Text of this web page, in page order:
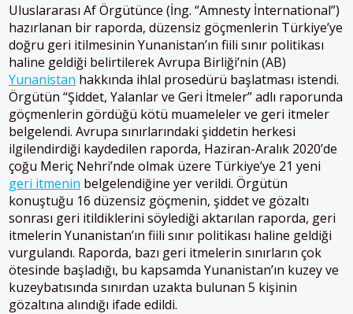
Uluslararası Af Örgütünce (İng. “Amnesty İnternational”)
hazırlanan bir raporda, düzensiz göçmenlerin Türkiye’ye
doğru geri itilmesinin Yunanistan’ın fiili sınır politikası
haline geldiği belirtilerek Avrupa Birliği’nin (AB)
Yunanistan hakkında ihlal prosedürü başlatması istendi.
Örgütün “Şiddet, Yalanlar ve Geri İtmeler” adlı raporunda
göçmenlerin gördüğü kötü muameleler ve geri itmeler
belgelendi. Avrupa sınırlarındaki şiddetin herkesi
ilgilendirdiği kaydedilen raporda, Haziran-Aralık 2020’de
çoğu Meriç Nehri’nde olmak üzere Türkiye’ye 21 yeni
geri itmenin belgelendiğine yer verildi. Örgütün
konuştuğu 16 düzensiz göçmenin, şiddet ve gözaltı
sonrası geri itildiklerini söylediği aktarılan raporda, geri
itmelerin Yunanistan’ın fiili sınır politikası haline geldiği
vurgulandı. Raporda, bazı geri itmelerin sınırların çok
ötesinde başladığı, bu kapsamda Yunanistan’ın kuzey ve
kuzeybatısında sınırdan uzakta bulunan 5 kişinin
gözaltına alındığı ifade edildi.